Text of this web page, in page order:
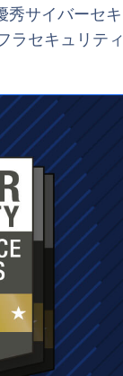
秀サイバーセキ
ラセキュリティ